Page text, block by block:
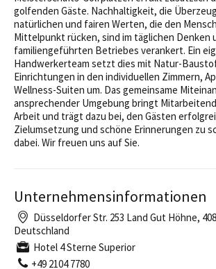
golfenden Gäste. Nachhaltigkeit, die
natürlichen und fairen Werten, die den
Mittelpunkt rücken, sind im täglichen Denken
familiengeführten Betriebes verankert. Ein
Handwerkerteam setzt dies mit Natur-
Einrichtungen in den individuellen Zimmern,
Wellness-Suiten um. Das gemeinsame
ansprechender Umgebung bringt
Arbeit und trägt dazu bei, den Gästen
Zielumsetzung und schöne Erinnerungen zu
dabei. Wir freuen uns auf Sie.
Unternehmensinformationen
Düsseldorfer Str. 253 Land Gut Höhne,
Deutschland
Hotel 4 Sterne Superior
+49 2104 7780